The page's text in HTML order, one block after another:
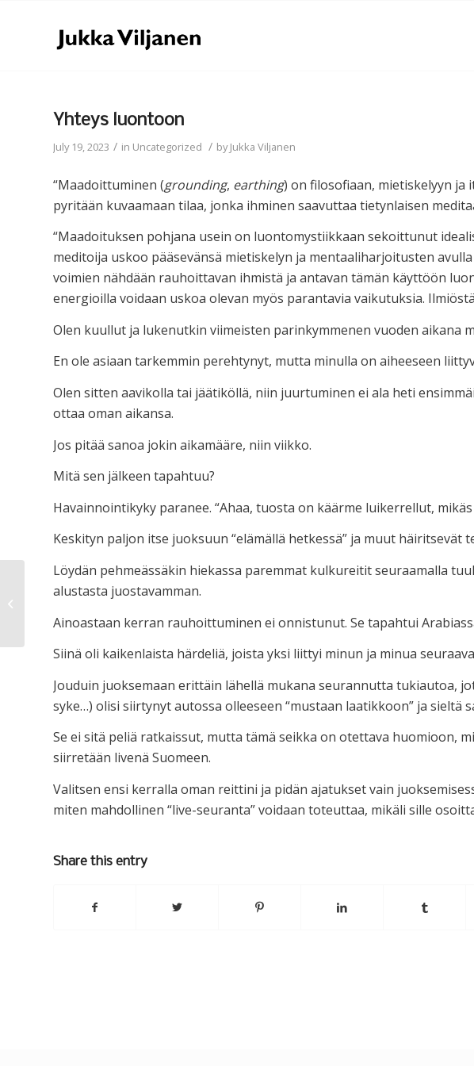
Yhteys luontoon
July 19, 2023 / in Uncategorized / byJukka Viljanen
“Maadoittuminen (grounding, earthing) on filosofiaan, mietiskelyyn
pyritään kuvaamaan tilaa, jonka ihminen saavuttaa tietynlaisen
“Maadoituksen pohjana usein on luontomystiikkaan sekoittunut
meditoija uskoo pääsevänsä mietiskelyn ja mentaaliharjoitusten
voimien nähdään rauhoittavan ihmistä ja antavan tämän käyttöön
energioilla voidaan uskoa olevan myös parantavia vaikutuksia.
Olen kuullut ja lukenutkin viimeisten parinkymmenen vuoden aikana
En ole asiaan tarkemmin perehtynyt, mutta minulla on aiheeseen
Olen sitten aavikolla tai jäätiköllä, niin juurtuminen ei ala heti
ottaa oman aikansa.
Jos pitää sanoa jokin aikamääre, niin viikko.
Mitä sen jälkeen tapahtuu?
Havainnointikyky paranee. “Ahaa, tuosta on käärme luikerrellut,
Keskityn paljon itse juoksuun “elämällä hetkessä” ja muut häiritsevät
Löydän pehmeässäkin hiekassa paremmat kulkureitit seuraamalla
alustasta juostavamman.
Ainoastaan kerran rauhoittuminen ei onnistunut. Se tapahtui
Siinä oli kaikenlaista härdeliä, joista yksi liittyi minun ja minua
Jouduin juoksemaan erittäin lähellä mukana seurannutta tukiautoa,
syke…) olisi siirtynyt autossa olleeseen “mustaan laatikkoon” ja sieltä
Se ei sitä peliä ratkaissut, mutta tämä seikka on otettava huomioon,
siirretään livenä Suomeen.
Valitsen ensi kerralla oman reittini ja pidän ajatukset vain
miten mahdollinen “live-seuranta” voidaan toteuttaa, mikäli sille
Share this entry